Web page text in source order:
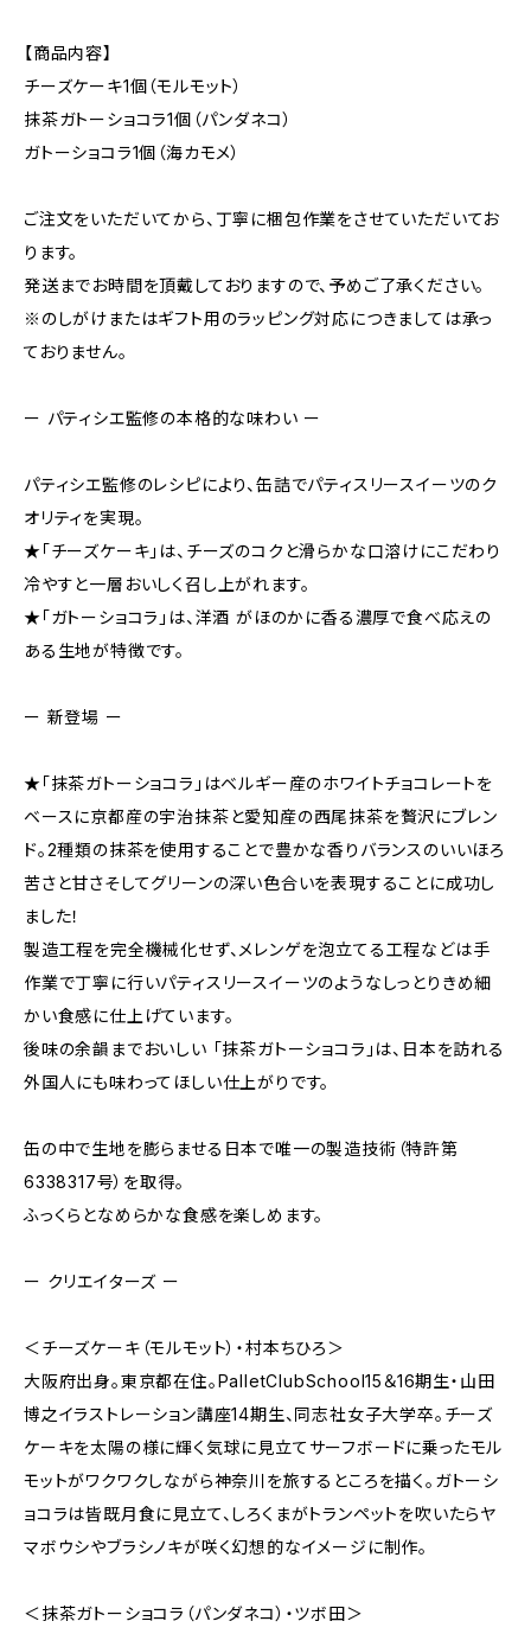
【商品内容】
チーズケーキ1個（モルモット）
抹茶ガトーショコラ1個（パンダネコ）
ガトーショコラ1個（海カモメ）
ご注文をいただいてから、丁寧に梱包作業をさせていただいてお
ります。
発送までお時間を頂戴しておりますので、予めご了承ください。
※のしがけまたはギフト用のラッピング対応につきましては承っ
ておりません。
ー パティシエ監修の本格的な味わい ー
パティシエ監修のレシピにより、缶詰でパティスリースイーツのク
オリティを実現。
★「チーズケーキ」は、チーズのコクと滑らかな口溶けにこだわり
冷やすと一層おいしく召し上がれます。
★「ガトーショコラ」は、洋酒 がほのかに香る濃厚で食べ応えの
ある生地が特徴です。
ー 新登場 ー
★「抹茶ガトーショコラ」はベルギー産のホワイトチョコレートを
ベースに京都産の宇治抹茶と愛知産の西尾抹茶を贅沢にブレン
ド。2種類の抹茶を使用することで豊かな香りバランスのいいほろ
苦さと甘さそしてグリーンの深い色合いを表現することに成功し
ました！
製造工程を完全機械化せず、メレンゲを泡立てる工程などは手
作業で丁寧に行いパティスリースイーツのようなしっとりきめ細
かい食感に仕上げています。
後味の余韻までおいしい 「抹茶ガトーショコラ」は、日本を訪れる
外国人にも味わってほしい仕上がりです。
缶の中で生地を膨らませる日本で唯一の製造技術（特許第
6338317号）を取得。
ふっくらとなめらかな食感を楽しめます。
ー クリエイターズ ー
＜チーズケーキ（モルモット）・村本ちひろ＞
大阪府出身。東京都在住。PalletClubSchool15＆16期生・山田
博之イラストレーション講座14期生、同志社女子大学卒。チーズ
ケーキを太陽の様に輝く気球に見立てサーフボードに乗ったモル
モットがワクワクしながら神奈川を旅するところを描く。ガトーシ
ョコラは皆既月食に見立て、しろくまがトランペットを吹いたらヤ
マボウシやブラシノキが咲く幻想的なイメージに制作。
＜抹茶ガトーショコラ（パンダネコ）・ツボ田＞